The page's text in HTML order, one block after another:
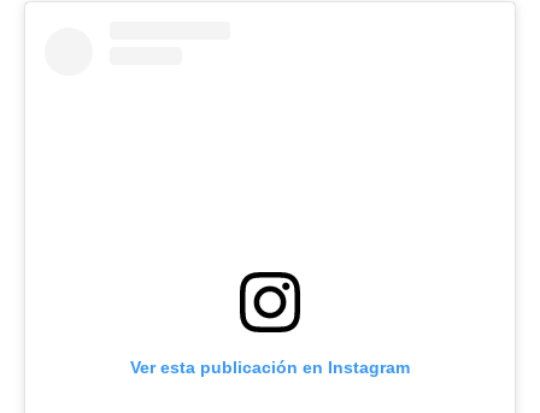
Ver esta publicación en Instagram